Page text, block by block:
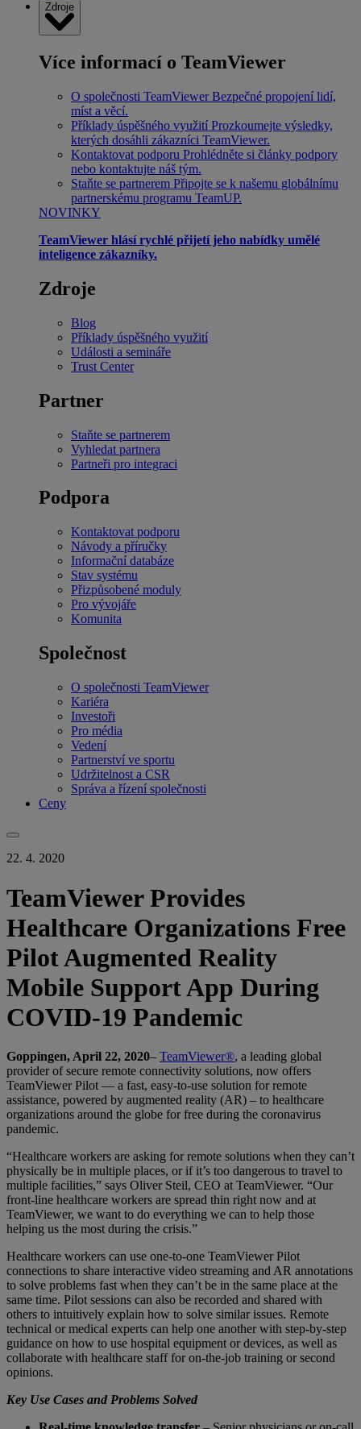
Zdroje
Více informací o TeamViewer
O společnosti TeamViewer Bezpečné propojení lidí,
míst a věcí.
Příklady úspěšného využití Prozkoumejte výsledky,
kterých dosáhli zákazníci TeamViewer.
Kontaktovat podporu Prohlédněte si články podpory
nebo kontaktujte náš tým.
Staňte se partnerem Připojte se k našemu globálnímu
partnerskému programu TeamUP.
NOVINKY
TeamViewer hlásí rychlé přijetí jeho nabídky umělé
inteligence zákazníky.
Zdroje
Blog
Příklady úspěšného využití
Události a semináře
Trust Center
Partner
Staňte se partnerem
Vyhledat partnera
Partneři pro integraci
Podpora
Kontaktovat podporu
Návody a příručky
Informační databáze
Stav systému
Přizpůsobené moduly
Pro vývojáře
Komunita
Společnost
O společnosti TeamViewer
Kariéra
Investoři
Pro média
Vedení
Partnerství ve sportu
Udržitelnost a CSR
Správa a řízení společnosti
Ceny
22. 4. 2020
TeamViewer Provides
Healthcare Organizations Free
Pilot Augmented Reality
Mobile Support App During
COVID-19 Pandemic
Goppingen, April 22, 2020– TeamViewer®, a leading global
provider of secure remote connectivity solutions, now offers
TeamViewer Pilot — a fast, easy-to-use solution for remote
assistance, powered by augmented reality (AR) – to healthcare
organizations around the globe for free during the coronavirus
pandemic.
“Healthcare workers are asking for remote solutions when they can’t
physically be in multiple places, or if it’s too dangerous to travel to
multiple facilities,” says Oliver Steil, CEO at TeamViewer. “Our
front-line healthcare workers are spread thin right now and at
TeamViewer, we want to do everything we can to help those
helping us the most during the crisis.”
Healthcare workers can use one-to-one TeamViewer Pilot
connections to share interactive video streaming and AR annotations
to solve problems fast when they can’t be in the same place at the
same time. Pilot sessions can also be recorded and shared with
others to intuitively explain how to solve similar issues. Remote
technical or medical experts can help one another with step-by-step
guidance on how to use hospital equipment or devices, as well as
collaborate with healthcare staff for on-the-job training or second
opinions.
Key Use Cases and Problems Solved